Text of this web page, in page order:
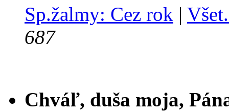
Sp.žalmy: Cez rok |
687
Chváľ, duša moja,